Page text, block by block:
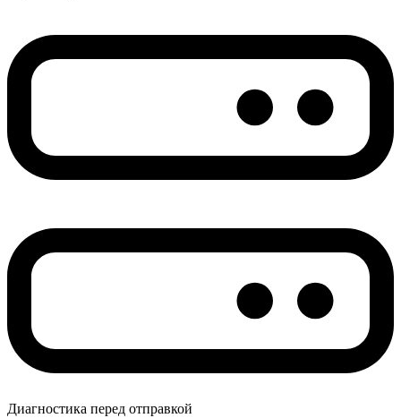
Диагностика перед отправкой